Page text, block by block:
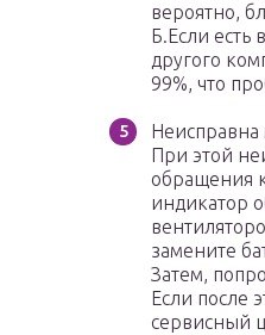
вероятно,
Б.Если есть
другого
99%, что
Неисправна
При этой
обращения
индикатор
замените
Затем,
Если после
сервисный